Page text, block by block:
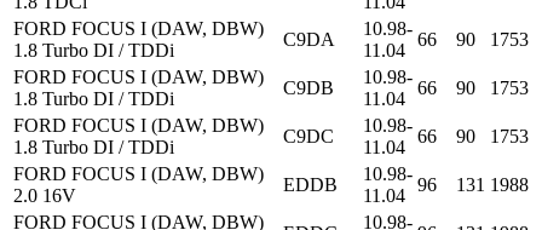
FORD FOCUS I (DAW, DBW)
1.8 Turbo DI / TDDi
C9DA
10.98-
11.04
66 90
1753
FORD FOCUS I (DAW, DBW)
1.8 Turbo DI / TDDi
C9DB
10.98-
11.04
66 90
1753
FORD FOCUS I (DAW, DBW)
1.8 Turbo DI / TDDi
C9DC
10.98-
11.04
66 90
1753
FORD FOCUS I (DAW, DBW)
2.0 16V
EDDB
10.98-
11.04
96 131 1988
FORD FOCUS I (DAW, DBW)
10.98-